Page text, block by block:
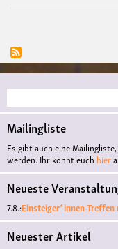
Suche
Mailingliste
Es gibt auch eine
werden. Ihr könnt euch hier
Neueste
7.8.:Einsteiger*innen-
Neuester Artikel